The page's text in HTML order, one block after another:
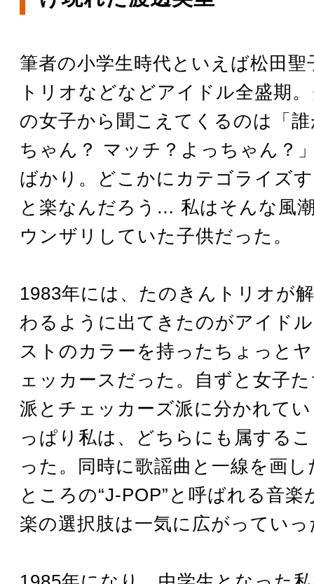
筆者の小学生時代といえば松田
トリオなどなどアイドル全盛期
の女子から聞こえてくるのは「
ちゃん？ マッチ？よっちゃん？
ばかり。どこかにカテゴライズ
と楽なんだろう… 私はそんな風
ウンザリしていた子供だった。
1983年には、たのきんトリオが
わるように出てきたのがアイド
ストのカラーを持ったちょっと
ェッカースだった。自ずと女子
派とチェッカーズ派に分かれて
っぱり私は、どちらにも属する
った。同時に歌謡曲と一線を画
ところの“J-POP”と呼ばれる音楽
楽の選択肢は一気に広がっていっ